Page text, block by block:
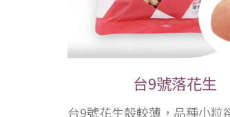
台9號落花生
台9號花生殼較薄，品種小粒